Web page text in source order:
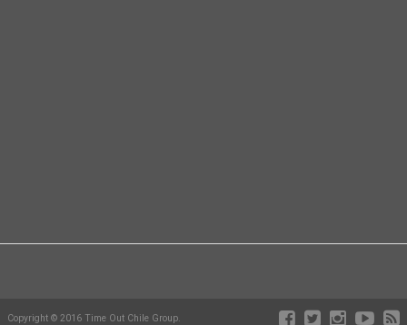
Copyright © 2016 Time Out Chile Group.